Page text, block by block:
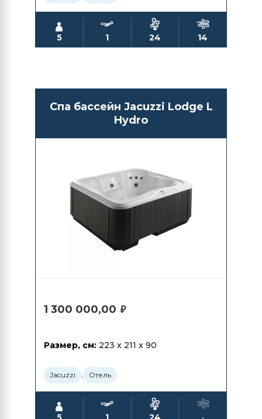
5 1 24 14
Спа бассейн Jacuzzi Lodge L
Hydro
1 300 000,00 ₽
Размер, см: 223 x 211 x 90
Jacuzzi , Отель